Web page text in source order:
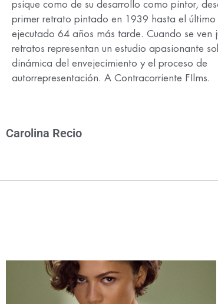
psique como de su desarrollo como pintor,
primer retrato pintado en 1939 hasta el último
ejecutado 64 años más tarde. Cuando se ven
retratos representan un estudio apasionante
dinámica del envejecimiento y el proceso de
autorrepresentación. A Contracorriente FIlms.
Carolina Recio